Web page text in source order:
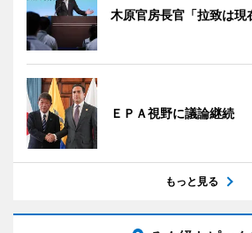
木原官房長官「拉致は現
ＥＰＡ視野に議論継続
もっと見る